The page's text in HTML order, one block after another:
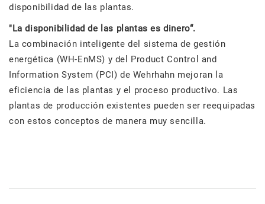
disponibilidad de las plantas.
"La disponibilidad de las plantas es dinero“.
La combinación inteligente del sistema de gestión
energética (WH-EnMS) y del Product Control and
Information System (PCI) de Wehrhahn mejoran la
eficiencia de las plantas y el proceso productivo. Las
plantas de producción existentes pueden ser reequipadas
con estos conceptos de manera muy sencilla.